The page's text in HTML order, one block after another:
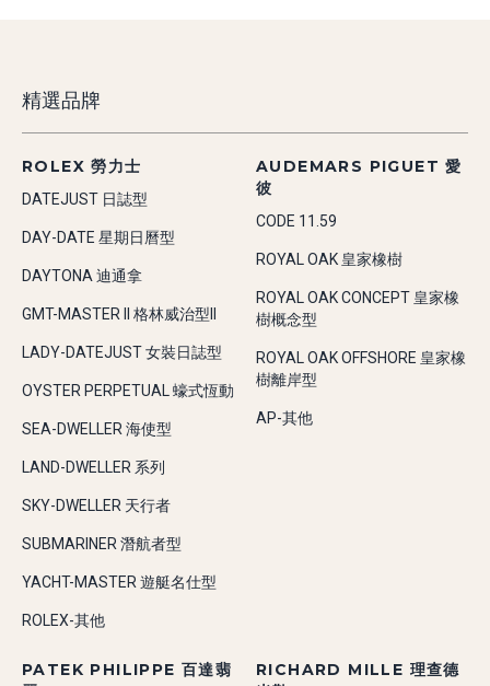
精選品牌
ROLEX 勞力士
DATEJUST 日誌型
DAY-DATE 星期日曆型
DAYTONA 迪通拿
GMT-MASTER II 格林威治型II
LADY-DATEJUST 女裝日誌型
OYSTER PERPETUAL 蠔式恆動
SEA-DWELLER 海使型
LAND-DWELLER 系列
SKY-DWELLER 天行者
SUBMARINER 潛航者型
YACHT-MASTER 遊艇名仕型
ROLEX-其他
AUDEMARS PIGUET 愛
彼
CODE 11.59
ROYAL OAK 皇家橡樹
ROYAL OAK CONCEPT 皇家橡
樹概念型
ROYAL OAK OFFSHORE 皇家橡
樹離岸型
AP-其他
PATEK PHILIPPE 百達翡
RICHARD MILLE 理查德